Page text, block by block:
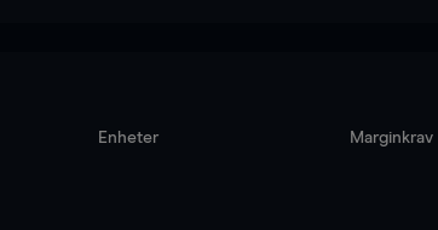
Enheter Marginkrav